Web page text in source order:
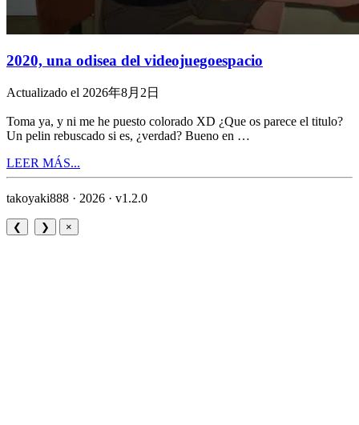
2020, una odisea del videojuegoespacio
Actualizado el 2026年8月2日
Toma ya, y ni me he puesto colorado XD ¿Que os parece el titulo?
Un pelin rebuscado si es, ¿verdad? Bueno en …
LEER MÁS...
takoyaki888 · 2026 · v1.2.0
❮ ❯ ×